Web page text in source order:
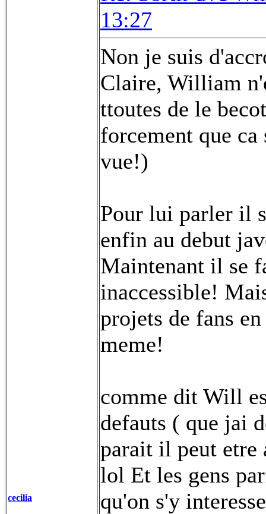
cecilia
13:27
Non je suis
Claire, William
ttoutes de le
forcement que
vue!)
Pour lui parler il
enfin au debut
Maintenant il se
inaccessible!
projets de fans
meme!
comme dit Will
defauts ( que jai
parait il peut etre
lol Et les gens
qu'on s'y